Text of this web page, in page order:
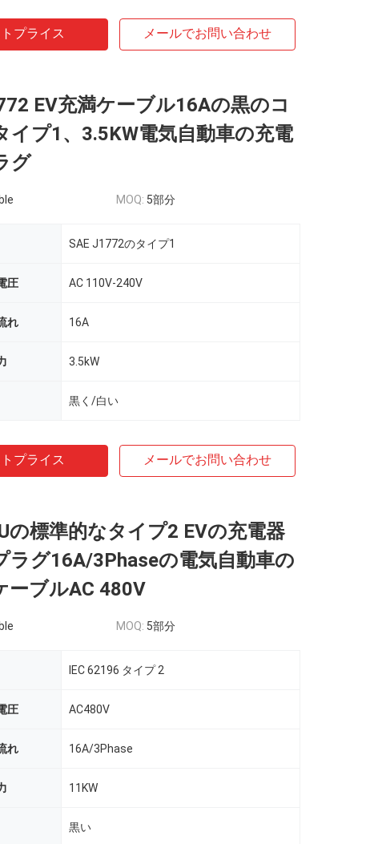
プライス メールでお問い合わせ
EV充満ケーブル16Aの黒のコ
イプ1、3.5KW電気自動車の充電
グ
MOQ: 5部分
SAE J1772のタイプ1
圧 AC 110V-240V
れ 16A
3.5kW
黒く/白い
プライス メールでお問い合わせ
の標準的なタイプ2 EVの充電器
ラグ16A/3Phaseの電気自動車の
ーブルAC 480V
MOQ: 5部分
IEC 62196 タイプ 2
圧 AC480V
れ 16A/3Phase
11KW
黒い